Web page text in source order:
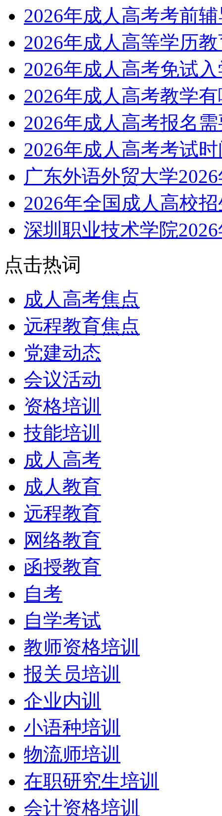
2026年成人高考考前
2026年成人高等学历
2026年成人高考免试
2026年成人高考教学
2026年成人高考报名
2026年成人高考考试
广东外语外贸大学
2026年全国成人高校
深圳职业技术学院
点击热词
成人高考焦点
远程教育焦点
党建动态
会议活动
资格培训
技能培训
成人高考
成人教育
远程教育
网络教育
函授教育
自考
自学考试
教师资格培训
报关员培训
企业内训
小语种培训
物流师培训
在职研究生培训
会计资格培训